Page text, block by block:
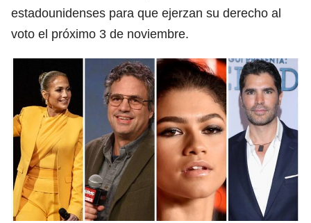
estadounidenses para que ejerzan su derecho al
voto el próximo 3 de noviembre.